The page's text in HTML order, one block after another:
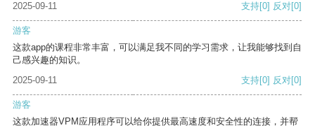
2025-09-11
支持[0] 反对[0]
游客
这款app的课程非常丰富，可以满足我不同的学习需求，让我能够找到自
己感兴趣的知识。
2025-09-11
支持[0] 反对[0]
游客
这款加速器VPM应用程序可以给你提供最高速度和安全性的连接，并帮